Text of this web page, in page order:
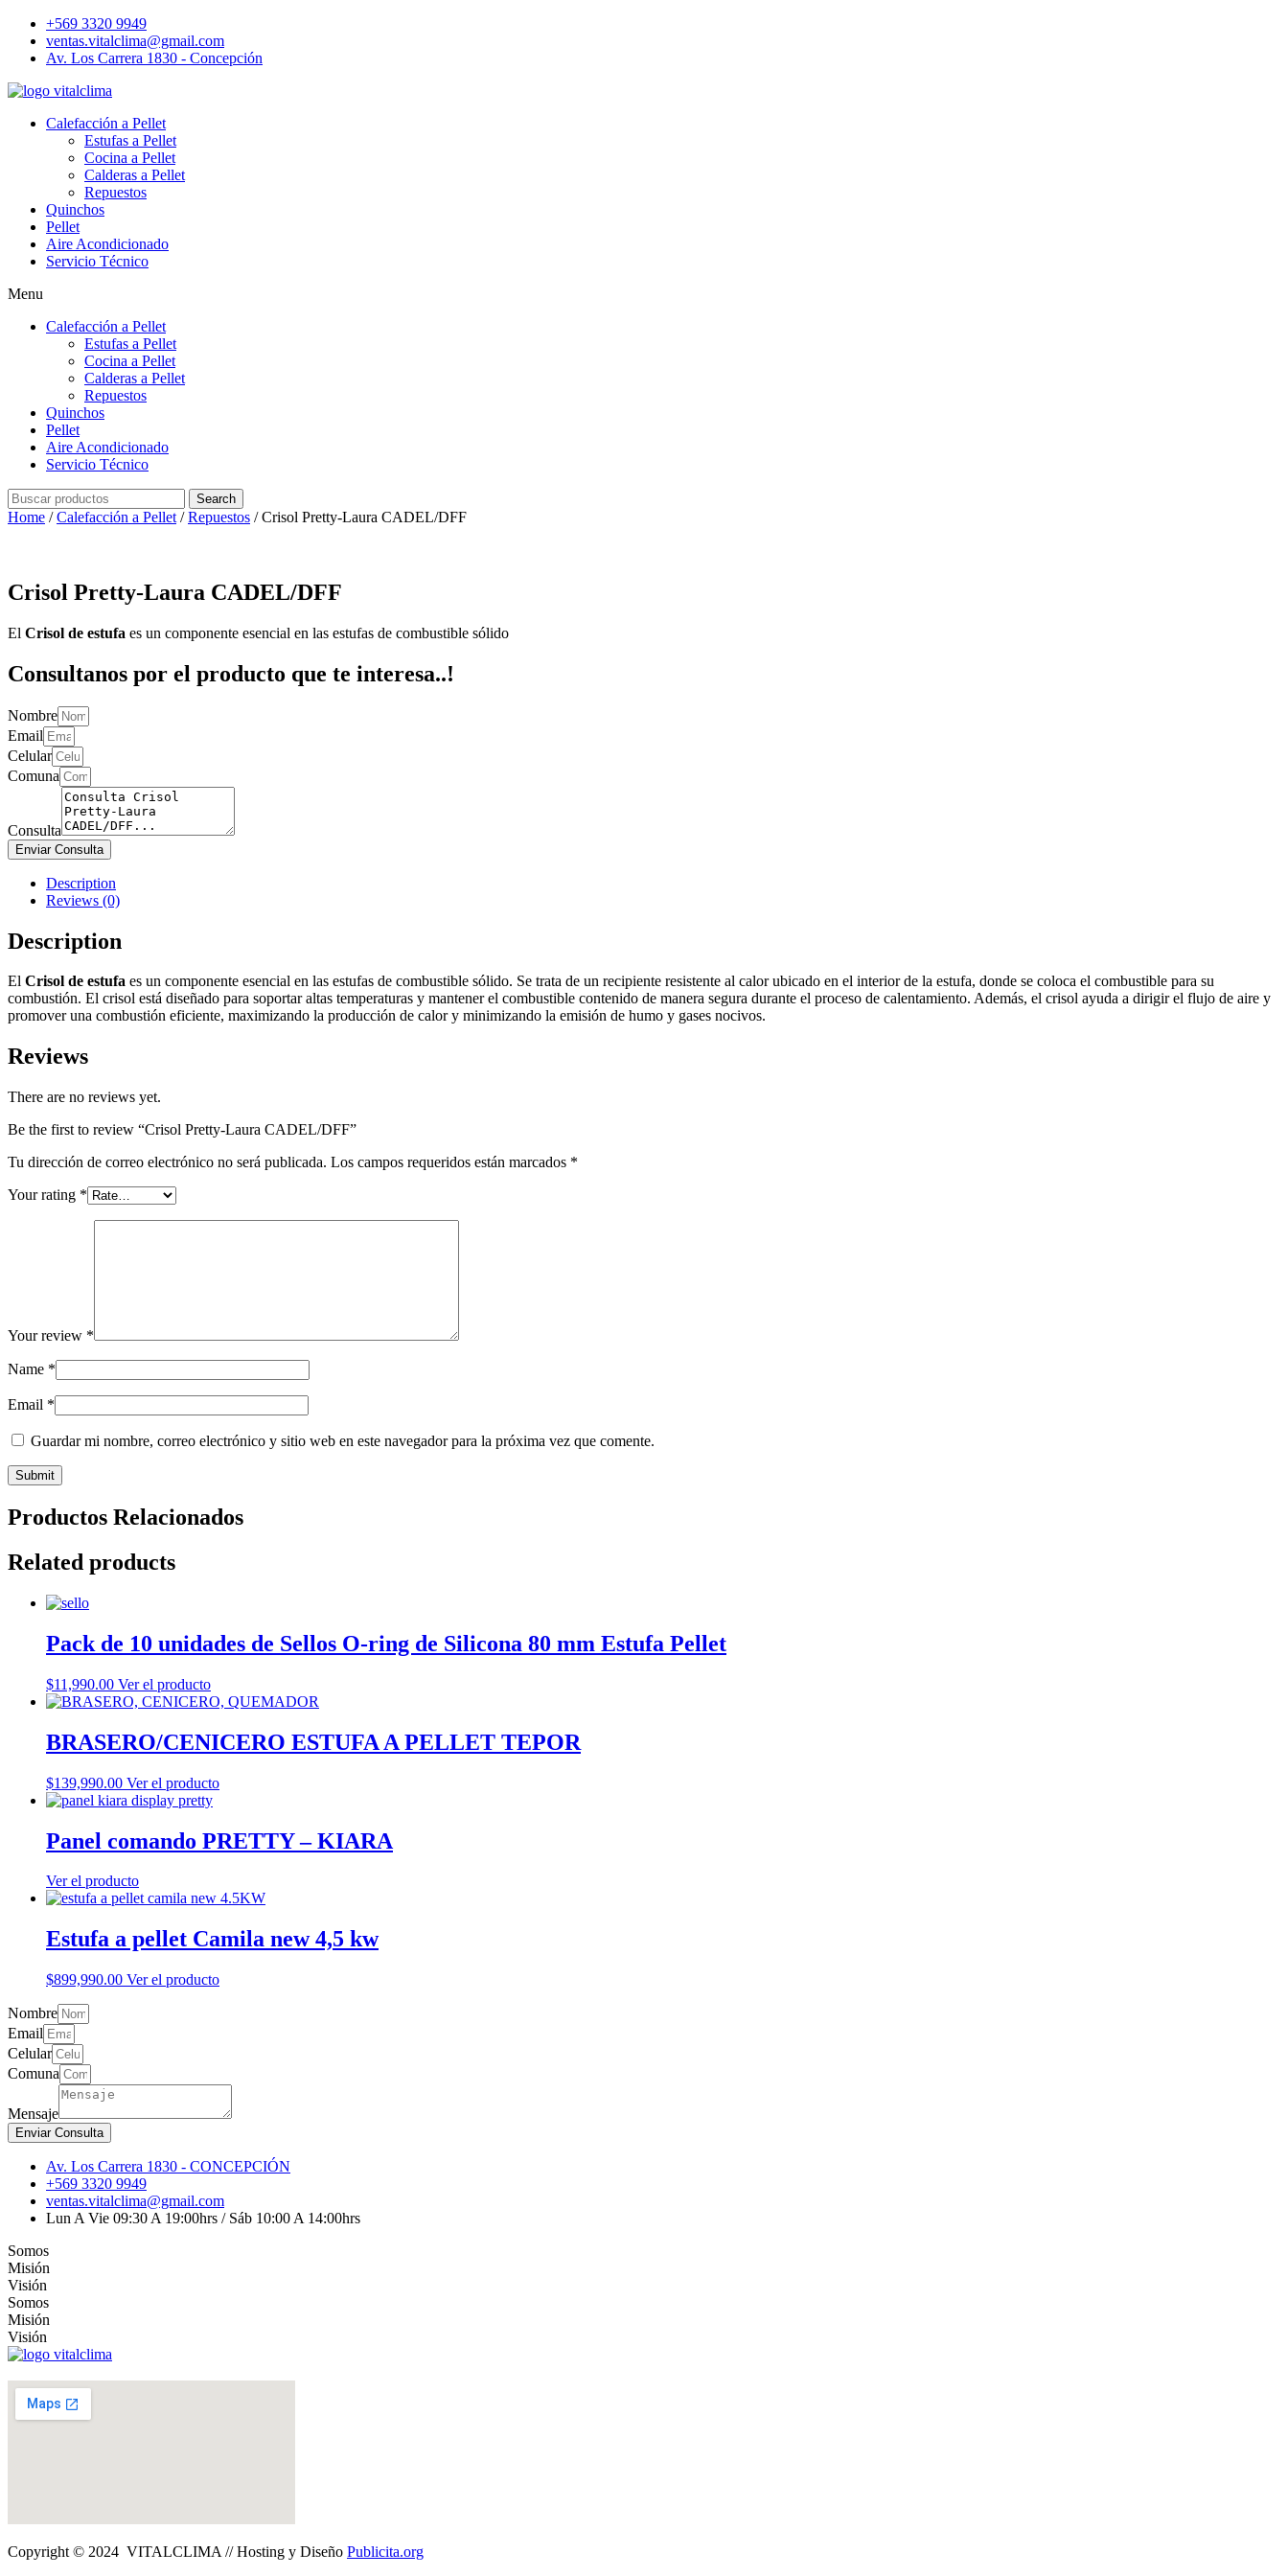
+569 3320 9949
ventas.vitalclima@gmail.com
Av. Los Carrera 1830 - Concepción
Calefacción a Pellet
Estufas a Pellet
Cocina a Pellet
Calderas a Pellet
Repuestos
Quinchos
Pellet
Aire Acondicionado
Servicio Técnico
Menu
Calefacción a Pellet
Estufas a Pellet
Cocina a Pellet
Calderas a Pellet
Repuestos
Quinchos
Pellet
Aire Acondicionado
Servicio Técnico
Search
Home /Calefacción a Pellet /Repuestos / Crisol Pretty-Laura CADEL/DFF
Crisol Pretty-Laura CADEL/DFF
El Crisol de estufa es un componente esencial en las estufas de combustible sólido
Consultanos por el producto que te interesa..!
Nombre
Email
Celular
Comuna
Consulta
Enviar Consulta
Description
Reviews (0)
Description
El Crisol de estufa es un componente esencial en las estufas de combustible sólido. Se trata de un recipiente resistente al calor ubicado en el interior de la estufa, donde se coloca el combustible para su
combustión. El crisol está diseñado para soportar altas temperaturas y mantener el combustible contenido de manera segura durante el proceso de calentamiento. Además, el crisol ayuda a dirigir el flujo de aire y
promover una combustión eficiente, maximizando la producción de calor y minimizando la emisión de humo y gases nocivos.
Reviews
There are no reviews yet.
Be the first to review “Crisol Pretty-Laura CADEL/DFF”
Tu dirección de correo electrónico no será publicada. Los campos requeridos están marcados *
Your rating *
Your review *
Name *
Email *
Guardar mi nombre, correo electrónico y sitio web en este navegador para la próxima vez que comente.
Productos Relacionados
Related products
Pack de 10 unidades de Sellos O-ring de Silicona 80 mm Estufa Pellet
$11,990.00 Ver el producto
BRASERO/CENICERO ESTUFA A PELLET TEPOR
$139,990.00 Ver el producto
Panel comando PRETTY – KIARA
Ver el producto
Estufa a pellet Camila new 4,5 kw
$899,990.00 Ver el producto
Nombre
Email
Celular
Comuna
Mensaje
Enviar Consulta
Av. Los Carrera 1830 - CONCEPCIÓN
+569 3320 9949
ventas.vitalclima@gmail.com
Lun A Vie 09:30 A 19:00hrs / Sáb 10:00 A 14:00hrs
Somos
Misión
Visión
Somos
Misión
Visión
Copyright © 2024 VITALCLIMA // Hosting y Diseño Publicita.org